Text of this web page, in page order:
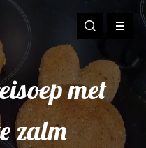
met
zalm